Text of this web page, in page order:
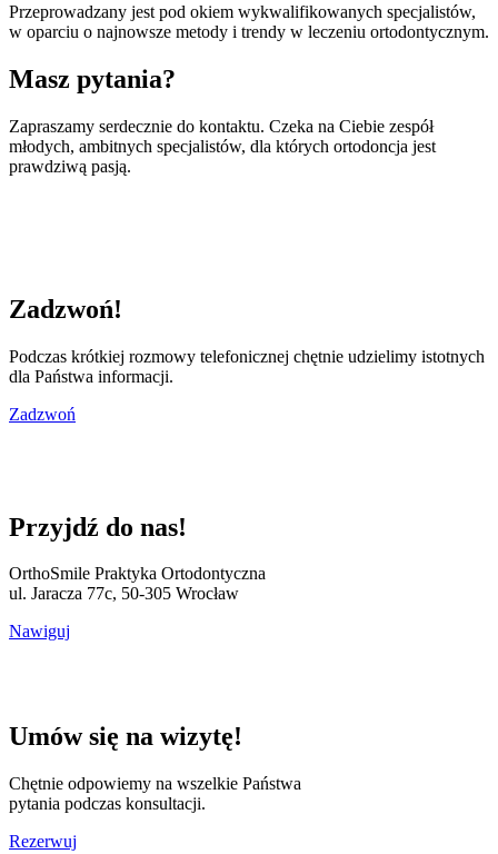
Przeprowadzany jest pod okiem wykwalifikowanych specjalistów,
w oparciu o najnowsze metody i trendy w leczeniu ortodontycznym.
Masz pytania?
Zapraszamy serdecznie do kontaktu. Czeka na Ciebie zespół
młodych, ambitnych specjalistów, dla których ortodoncja jest
prawdziwą pasją.
Zadzwoń!
Podczas krótkiej rozmowy telefonicznej chętnie udzielimy istotnych
dla Państwa informacji.
Zadzwoń
Przyjdź do nas!
OrthoSmile Praktyka Ortodontyczna
ul. Jaracza 77c, 50-305 Wrocław
Nawiguj
Umów się na wizytę!
Chętnie odpowiemy na wszelkie Państwa
pytania podczas konsultacji.
Rezerwuj